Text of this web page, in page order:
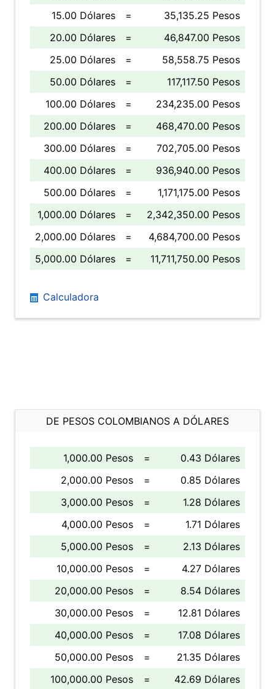
15.00 Dólares
=
35,135.25 Pesos
20.00 Dólares
=
46,847.00 Pesos
25.00 Dólares
=
58,558.75 Pesos
50.00 Dólares
=
117,117.50 Pesos
100.00 Dólares
=
234,235.00 Pesos
200.00 Dólares
=
468,470.00 Pesos
300.00 Dólares
=
702,705.00 Pesos
400.00 Dólares
=
936,940.00 Pesos
500.00 Dólares
=
1,171,175.00 Pesos
1,000.00 Dólares
=
2,342,350.00 Pesos
2,000.00 Dólares
=
4,684,700.00 Pesos
5,000.00 Dólares
= 11,711,750.00 Pesos
Calculadora
DE PESOS COLOMBIANOS A DÓLARES
1,000.00 Pesos =
0.43 Dólares
2,000.00 Pesos
=
0.85 Dólares
3,000.00 Pesos
=
1.28 Dólares
4,000.00 Pesos
=
1.71 Dólares
5,000.00 Pesos
=
2.13 Dólares
10,000.00 Pesos
=
4.27 Dólares
20,000.00 Pesos
=
8.54 Dólares
30,000.00 Pesos
=
12.81 Dólares
40,000.00 Pesos
=
17.08 Dólares
50,000.00 Pesos
=
21.35 Dólares
100,000.00 Pesos
= 42.69 Dólares